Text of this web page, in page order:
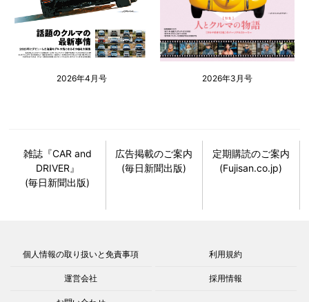
2026年4月号 2026年3月号
雑誌『CAR and
DRIVER』
(毎日新聞出版)
広告掲載のご案内
(毎日新聞出版)
定期購読のご案内
(Fujisan.co.jp)
個人情報の取り扱いと免責事項 利用規約
運営会社 採用情報